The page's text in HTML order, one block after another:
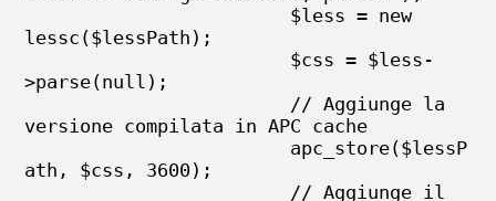
lessc($lessPath);
>parse(null);
versione compilata in APC cache
ath, $css, 3600);